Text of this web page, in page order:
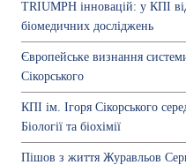
TRIUMPH інновацій: у КПІ
біомедичних досліджень
Європейське визнання
Сікорського
КПІ ім. Ігоря Сікорського
Біології та біохімії
Пішов з життя Журавльов